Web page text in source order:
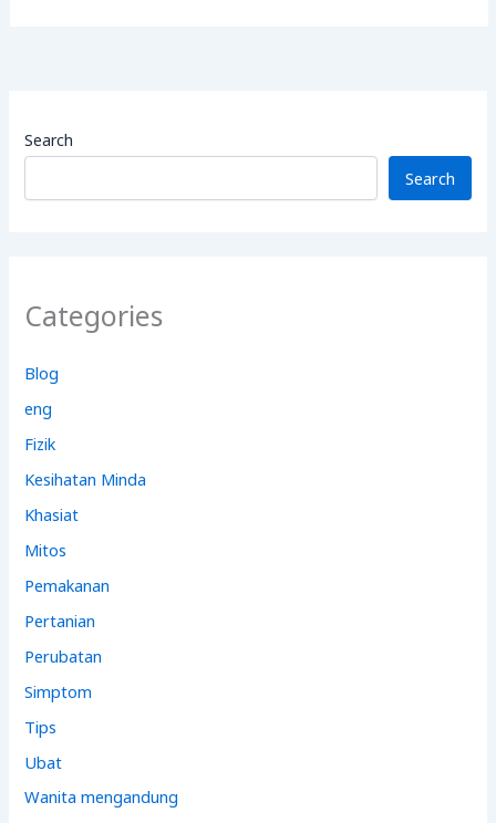
Search
Search
Categories
Blog
eng
Fizik
Kesihatan Minda
Khasiat
Mitos
Pemakanan
Pertanian
Perubatan
Simptom
Tips
Ubat
Wanita mengandung